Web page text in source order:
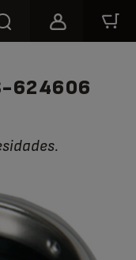
624606